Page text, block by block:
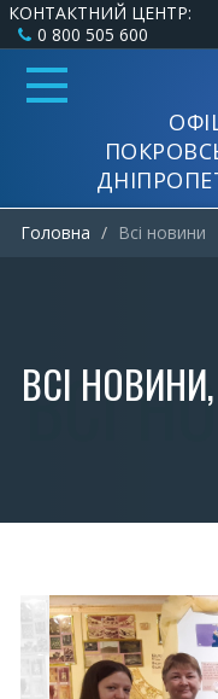
КОНТАКТНИЙ ЦЕНТР:
0 800 505 600
Головна Всi новини
ВСI